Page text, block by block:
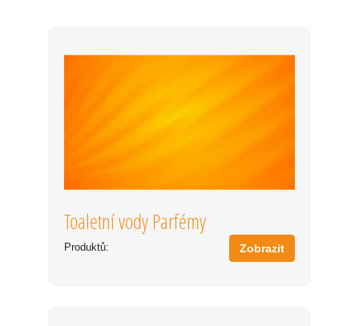
Toaletní vody Parfémy
Produktů: Zobrazit